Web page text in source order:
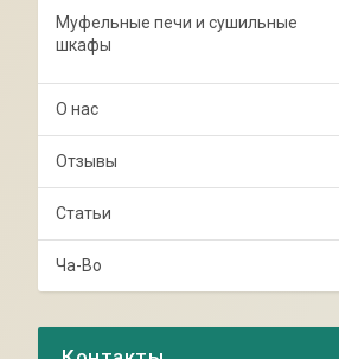
Муфельные печи и сушильные
шкафы
О нас
Отзывы
Статьи
Ча-Во